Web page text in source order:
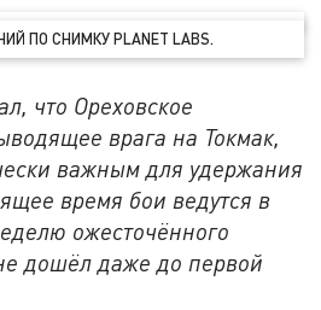
ПО СНИМКУ PLANET LABS.
что Ореховское
врага на Токмак,
важным для удержания
время бои ведутся в
ожесточённого
дошёл даже до первой